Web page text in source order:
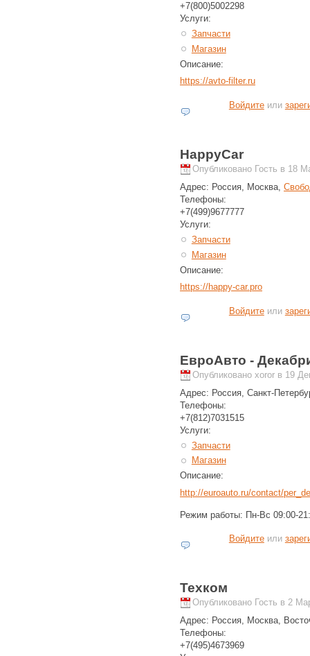
+7(800)5002298
Услуги:
Запчасти
Магазин
Описание:
https://avto-filter.ru
Войдитеили
HappyCar
Опубликовано Гость в 18
Адрес: Россия, Москва,
Телефоны:
+7(499)9677777
Услуги:
Запчасти
Магазин
Описание:
https://happy-car.pro
Войдитеили
ЕвроАвто -
Опубликовано xoror в 19
Адрес: Россия, Санкт-
Телефоны:
+7(812)7031515
Услуги:
Запчасти
Магазин
Описание:
http://euroauto.ru/contact/
Режим работы: Пн-Вс 09:00-
Войдитеили
Техком
Опубликовано Гость в 2
Адрес: Россия, Москва,
Телефоны:
+7(495)4673969